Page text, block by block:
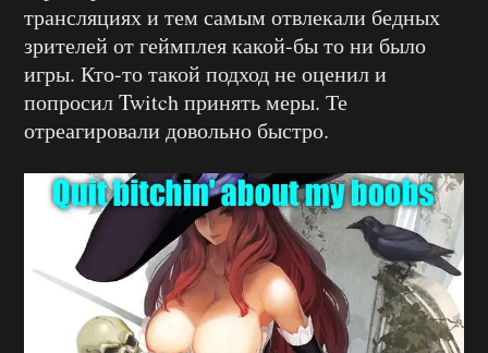
трансляциях и тем самым отвлекали бедных
зрителей от геймплея какой-бы то ни было
игры. Кто-то такой подход не оценил и
попросил Twitch принять меры. Те
отреагировали довольно быстро.